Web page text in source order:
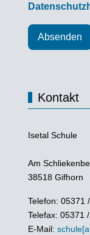
Absenden
Kontakt
Isetal Schule
Am
38518 Gifhorn
Telefon: 05371
Telefax: 05371
E-Mail: